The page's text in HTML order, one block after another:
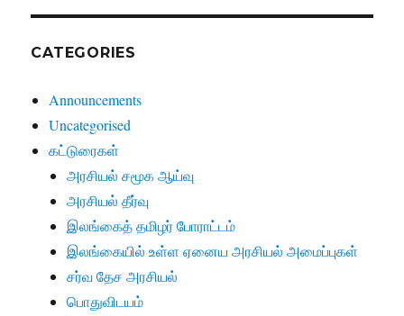
CATEGORIES
Announcements
Uncategorised
கட்டுரைகள்
அரசியல் சமூக ஆய்வு
அரசியல் தீர்வு
இலங்கைத் தமிழர் போராட்டம்
இலங்கையில் உள்ள ஏனைய அரசியல் அமைப்புகள்
சர்வ தேச அரசியல்
பொதுவிடயம்